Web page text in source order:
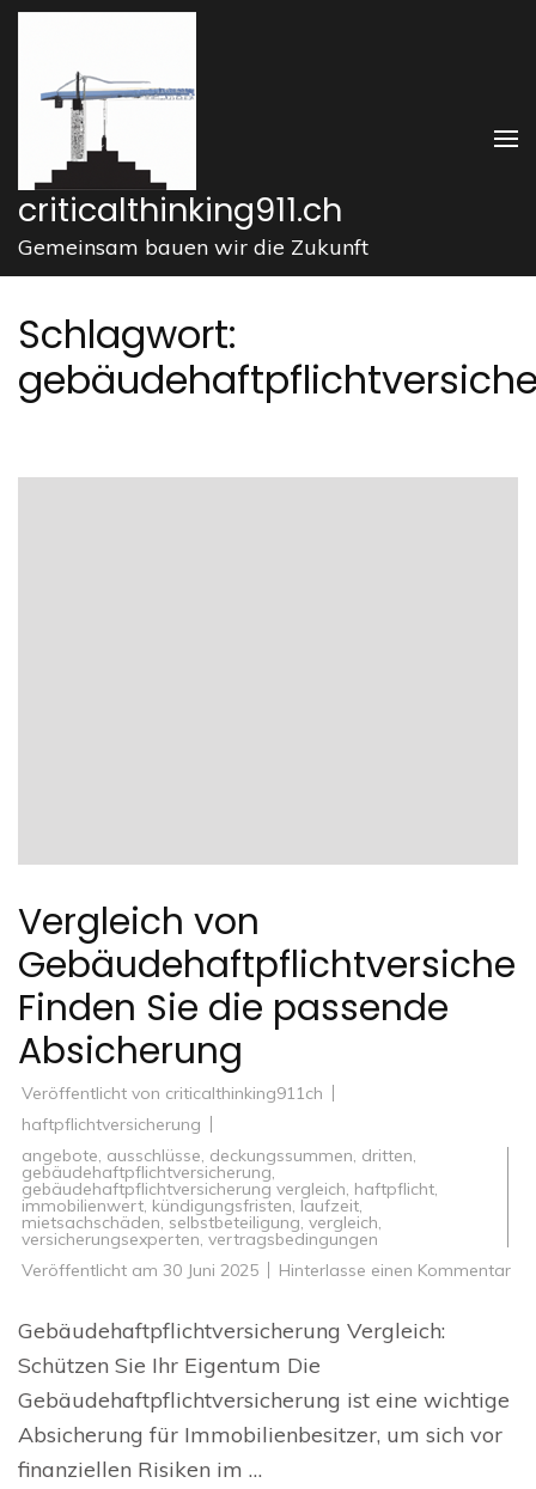
Zum
springen
drücken)
criticalthinking911.ch
Gemeinsam bauen wir die Zukunft
Schlagwort:
Vergleich von
Finden Sie die passende
Absicherung
Veröffentlicht von criticalthinking911ch
haftpflichtversicherung
angebote, ausschlüsse, deckungssummen, dritten,
gebäudehaftpflichtversicherung,
gebäudehaftpflichtversicherung vergleich, haftpflicht,
immobilienwert, kündigungsfristen, laufzeit,
mietsachschäden, selbstbeteiligung, vergleich,
versicherungsexperten, vertragsbedingungen
Veröffentlicht am 30 Juni 2025 Hinterlasse einen Kommentarzu
Gebäudehaftpflichtversicherung Vergleich:
Schützen Sie Ihr Eigentum Die
Gebäudehaftpflichtversicherung ist eine wichtige
Absicherung für Immobilienbesitzer, um sich vor
finanziellen Risiken im …